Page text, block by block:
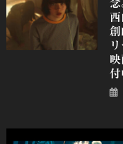
念
創
付